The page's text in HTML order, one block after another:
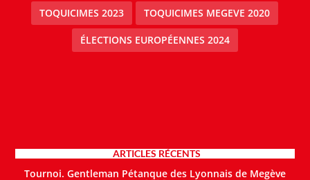
TOQUICIMES 2023 TOQUICIMES MEGEVE 2020
ÉLECTIONS EUROPÉENNES 2024
ARTICLES RÉCENTS
Tournoi. Gentleman Pétanque des Lyonnais de Megève